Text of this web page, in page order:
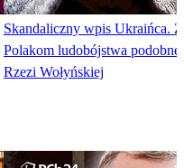
Skandaliczny wpis Ukraińca.
Polakom ludobójstwa
Rzezi Wołyńskiej